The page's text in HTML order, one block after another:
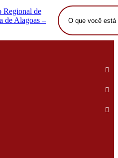
O
que
você